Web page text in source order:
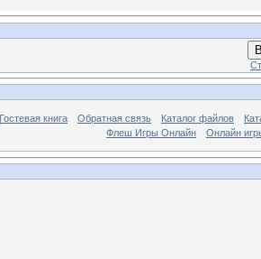
Гостевая книга Обратная связь Каталог файлов
Флеш Игры Онлайн
Онлайн